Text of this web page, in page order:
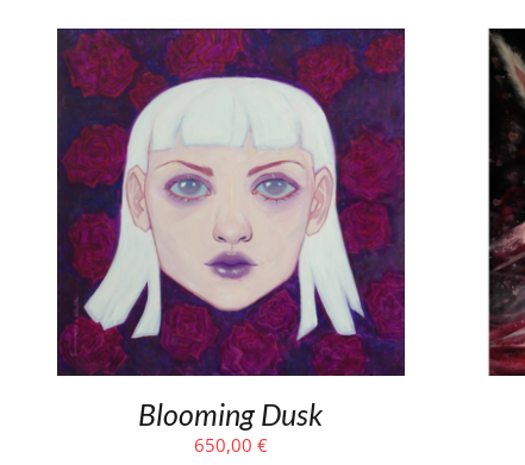
Blooming Dusk
650,00 €